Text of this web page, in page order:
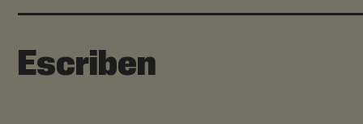
Escriben